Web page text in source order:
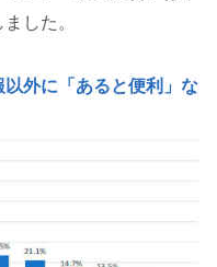
ました。
外に「あると便利」な